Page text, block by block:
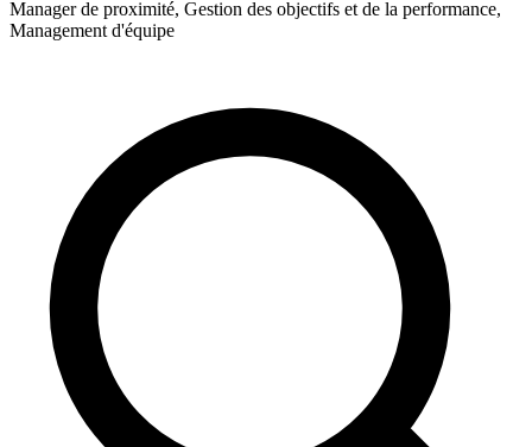
Manager de proximité, Gestion des objectifs et de la performance,
Management d'équipe